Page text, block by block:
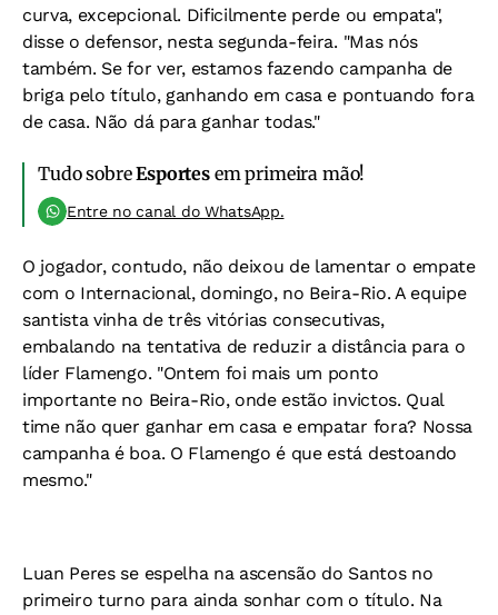
curva, excepcional. Dificilmente perde ou empata",
disse o defensor, nesta segunda-feira. "Mas nós
também. Se for ver, estamos fazendo campanha de
briga pelo título, ganhando em casa e pontuando fora
de casa. Não dá para ganhar todas."
Tudo sobreEsportesem primeira mão!
Entre no canal do WhatsApp.
O jogador, contudo, não deixou de lamentar o empate
com o Internacional, domingo, no Beira-Rio. A equipe
santista vinha de três vitórias consecutivas,
embalando na tentativa de reduzir a distância para o
líder Flamengo. "Ontem foi mais um ponto
importante no Beira-Rio, onde estão invictos. Qual
time não quer ganhar em casa e empatar fora? Nossa
campanha é boa. O Flamengo é que está destoando
mesmo."
Luan Peres se espelha na ascensão do Santos no
primeiro turno para ainda sonhar com o título. Na